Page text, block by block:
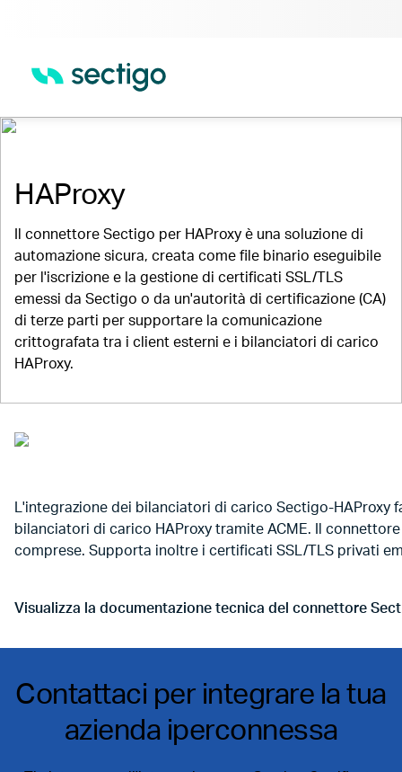
HAProxy
Il connettore Sectigo per HAProxy è una soluzione di
automazione sicura, creata come file binario eseguibile
per l'iscrizione e la gestione di certificati SSL/TLS
emessi da Sectigo o da un'autorità di certificazione (CA)
di terze parti per supportare la comunicazione
crittografata tra i client esterni e i bilanciatori di carico
HAProxy.
L'integrazione dei bilanciatori di carico Sectigo-
bilanciatori di carico HAProxy tramite ACME. Il
comprese. Supporta inoltre i certificati SSL/TLS privati
Visualizza la documentazione tecnica del connettore
Vai a Visualizza la documentazione tecnica del
Contattaci per integrare la tua
azienda iperconnessa